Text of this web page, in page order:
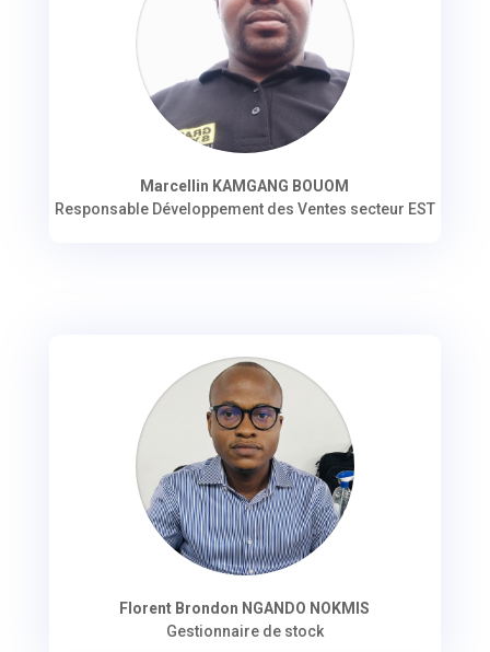
Marcellin KAMGANG BOUOM
Responsable Développement des Ventes secteur EST
Florent Brondon NGANDO NOKMIS
Gestionnaire de stock